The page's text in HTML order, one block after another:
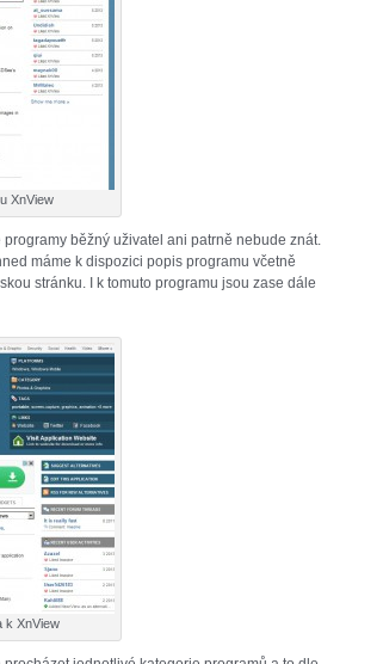
XnView
běžný uživatel ani patrně nebude znát.
máme k dispozici popis programu včetně
stránku. I k tomuto programu jsou zase dále
k XnView